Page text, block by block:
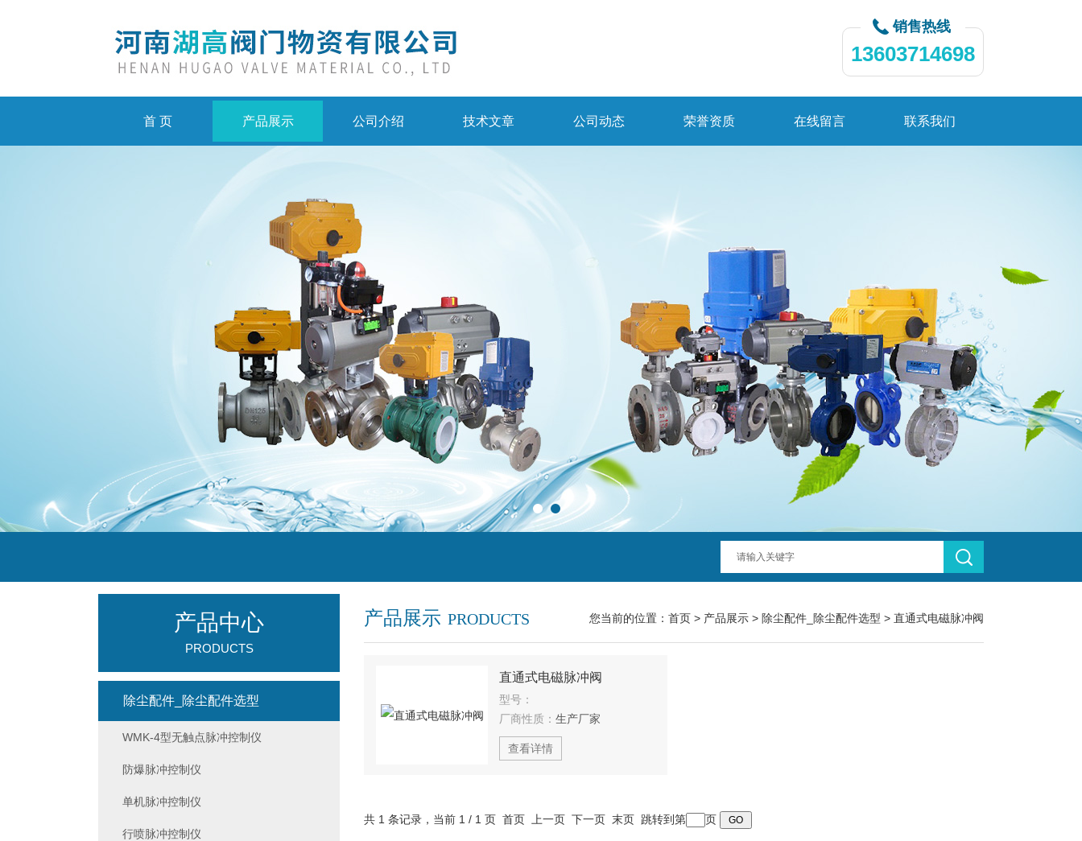
销售热线
13603714698
首 页 产品展示 公司介绍 技术文章 公司动态 荣誉资质 在线留言 联系我们
产品展示 PRODUCTS 您当前的位置： 首页 > 产品展示 > 除尘配件_除尘配件选型 > 直通式电磁脉冲阀
直通式电磁脉冲阀
型号：
厂商性质： 生产厂家
查看详情
共 1 条记录，当前 1 / 1 页 首页 上一页 下一页 末页 跳转到第 页
产品中心
PRODUCTS
除尘配件_除尘配件选型
WMK-4型无触点脉冲控制仪
防爆脉冲控制仪
单机脉冲控制仪
行喷脉冲控制仪